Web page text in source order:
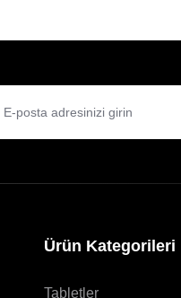
Ürün Kategorileri
Tabletler